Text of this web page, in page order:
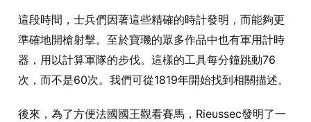
這段時間，士兵們因著這些精確的時計發明，而能夠更
準確地開槍射擊。至於寶璣的眾多作品中也有軍用計時
器，用以計算軍隊的步伐。這樣的工具每分鐘跳動76
次，而不是60次。我們可從1819年開始找到相關描述。
後來，為了方便法國國王觀看賽馬，Rieussec發明了一